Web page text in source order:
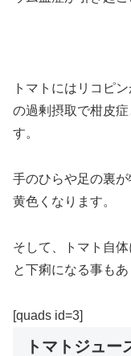
トマトにはリコピ
の過剰摂取で柑皮
す。
手のひらや足の裏
黄色くなります。
そして、トマト自
と下痢になる事もあ
[quads id=3]
トマトジュ